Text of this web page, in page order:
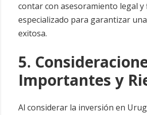
contar con asesoramiento legal y
especializado para garantizar
exitosa.
5.
Importantes y
Al considerar la inversión en